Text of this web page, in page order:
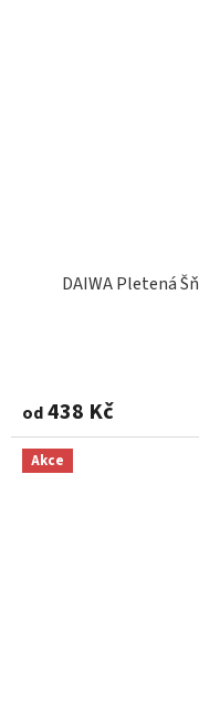
DAIWA Pletená
od438 Kč
Akce